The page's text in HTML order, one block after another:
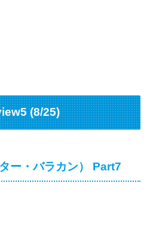
(8/25)
ー・バラカン） Part7